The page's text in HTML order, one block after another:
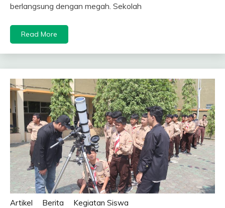
berlangsung dengan megah. Sekolah
Read More
Artikel Berita Kegiatan Siswa